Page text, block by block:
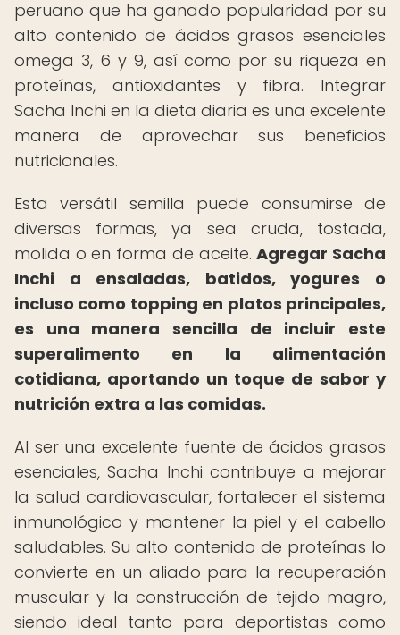
peruano que ha ganado popularidad por su
alto contenido de ácidos grasos esenciales
omega 3, 6 y 9, así como por su riqueza en
proteínas, antioxidantes y fibra. Integrar
Sacha Inchi en la dieta diaria es una excelente
manera de aprovechar sus beneficios
nutricionales.
Esta versátil semilla puede consumirse de
diversas formas, ya sea cruda, tostada,
molida o en forma de aceite.Agregar Sacha
Inchi a ensaladas, batidos, yogures o
incluso como topping en platos principales,
es una manera sencilla de incluir este
superalimento en la alimentación
cotidiana, aportando un toque de sabor y
nutrición extra a las comidas.
Al ser una excelente fuente de ácidos grasos
esenciales, Sacha Inchi contribuye a mejorar
la salud cardiovascular, fortalecer el sistema
inmunológico y mantener la piel y el cabello
saludables. Su alto contenido de proteínas lo
convierte en un aliado para la recuperación
muscular y la construcción de tejido magro,
siendo ideal tanto para deportistas como